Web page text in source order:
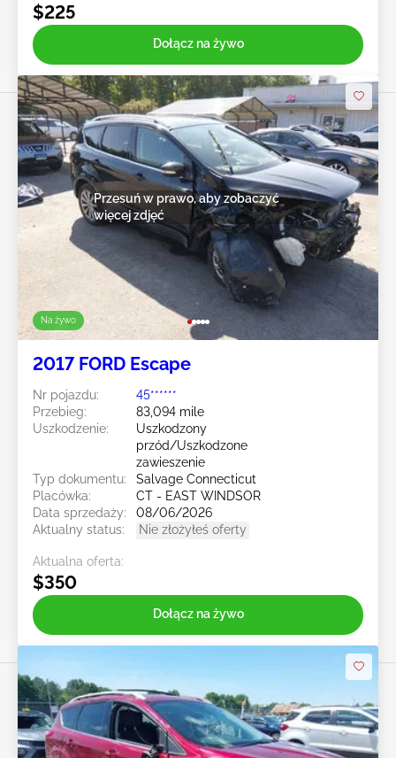
$225
Dołącz na żywo
Na żywo
Przesuń w prawo, aby zobaczyć
więcej zdjęć
2017 FORD Escape
Nr pojazdu:
45******
Przebieg:
83,094 mile
Uszkodzenie:
Uszkodzony
przód/Uszkodzone
zawieszenie
Typ dokumentu:
Salvage Connecticut
Placówka:
CT - EAST WINDSOR
Data sprzedaży:
08/06/2026
Aktualny status:
Nie złożyłeś oferty
Aktualna oferta:
$350
Dołącz na żywo